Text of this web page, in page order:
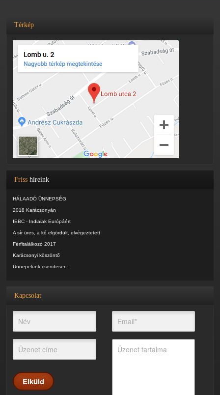
Térkép
Frisshíreink
HÁLAADÓ ÜNNEPSÉG
2018 Karácsonyán
IEBC - Indiaiak Európáért
A sír üres, a kő elgördült, elvégeztetett
Férfitalálkozó 2017
Karácsonyi köszöntő
Ünnepelünk csendesen...
Kapcsolat